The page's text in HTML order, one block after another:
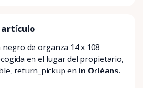
artículo
negro de organza 14 x 108
en el lugar del propietario,
, return_pickup en in Orléans.